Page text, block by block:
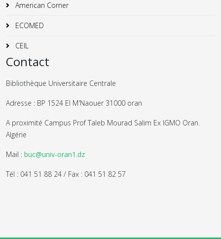
American Corner
ECOMED
CEIL
Contact
Bibliothèque Universitaire Centrale
Adresse : BP 1524 El M'Naouer 31000 oran
A proximité Campus Prof Taleb Mourad Salim Ex IGMO Oran.
Algérie
Mail : buc@univ-oran1.dz
Tél : 041 51 88 24 / Fax : 041 51 82 57